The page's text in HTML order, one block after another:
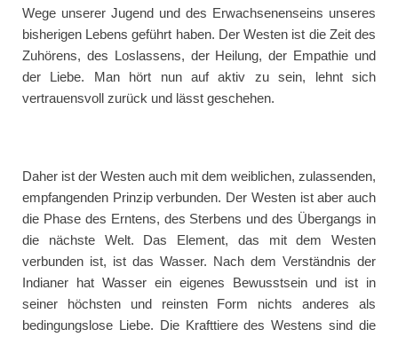
Wege unserer Jugend und des Erwachsenenseins unseres
bisherigen Lebens geführt haben. Der Westen ist die Zeit des
Zuhörens, des Loslassens, der Heilung, der Empathie und
der Liebe. Man hört nun auf aktiv zu sein, lehnt sich
vertrauensvoll zurück und lässt geschehen.
Daher ist der Westen auch mit dem weiblichen, zulassenden,
empfangenden Prinzip verbunden. Der Westen ist aber auch
die Phase des Erntens, des Sterbens und des Übergangs in
die nächste Welt. Das Element, das mit dem Westen
verbunden ist, ist das Wasser. Nach dem Verständnis der
Indianer hat Wasser ein eigenes Bewusstsein und ist in
seiner höchsten und reinsten Form nichts anderes als
bedingungslose Liebe. Die Krafttiere des Westens sind die